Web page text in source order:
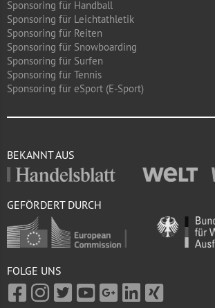
Sponsoring für Handball
Sponsoring für Leichtathletik
Sponsoring für Reiten
Sponsoring für Snowboarding
Sponsoring für Surfen
Sponsoring für Tennis
Sponsoring für eSport (E-Sport)
BEKANNT AUS
GEFÖRDERT DURCH
FOLGE UNS